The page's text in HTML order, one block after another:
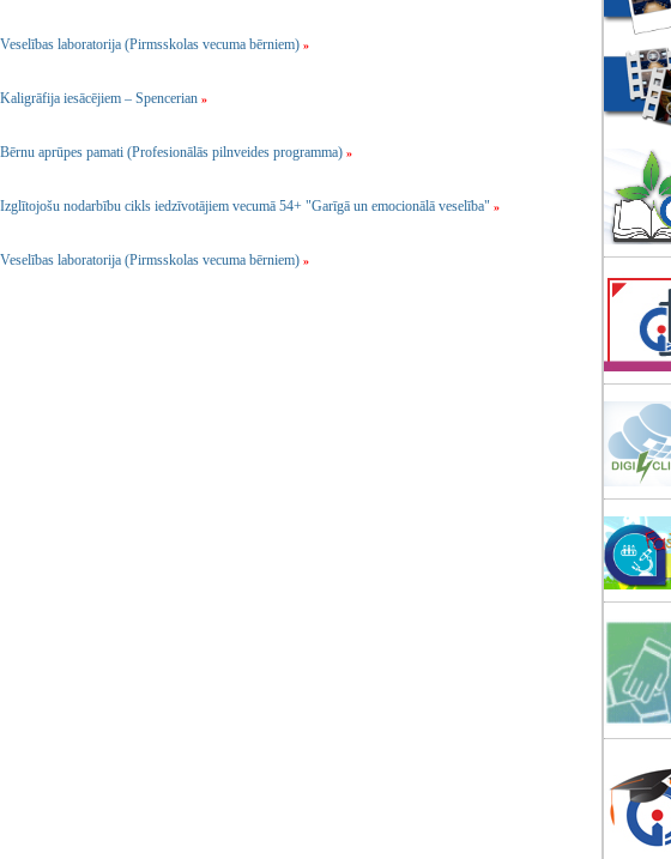
Veselības laboratorija (Pirmsskolas vecuma bērniem) »
Kaligrāfija iesācējiem – Spencerian »
Bērnu aprūpes pamati (Profesionālās pilnveides programma) »
Izglītojošu nodarbību cikls iedzīvotājiem vecumā 54+ "Garīgā un emocionālā veselība" »
Veselības laboratorija (Pirmsskolas vecuma bērniem) »